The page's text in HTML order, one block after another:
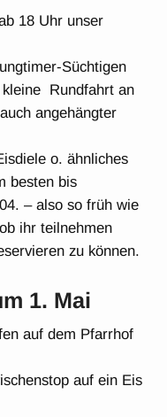
18 Uhr unser
Süchtigen
kleine Rundfahrt an
angehängter
o. ähnliches
besten bis
– also so früh wie
ihr teilnehmen
zu können.
1. Mai
auf dem Pfarrhof
auf ein Eis